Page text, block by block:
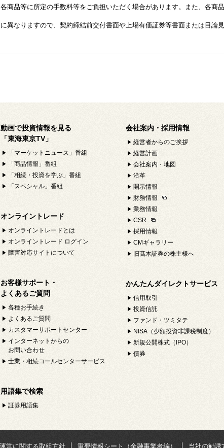
商品等に所定の手数料等をご負担いただく場合があります。また、各商
異なりますので、契約締結前交付書面や上場有価証券等書面または目論
動画で投資情報を見る
「東海東京TV」
「マーケットニュース」番組
「商品情報」番組
「相続・投資を学ぶ」番組
「スペシャル」番組
オンライントレード
オンライントレードとは
オンライントレード ログイン
障害対応サイトについて
お客様サポート・
よくあるご質問
各種お手続き
よくあるご質問
カスタマーサポートセンター
インターネットからの
お問い合わせ
士業・相続コールセンターサービス
用語集で検索
証券用語集
会社案内・採用情報
経営者からのご挨拶
経営計画
会社案内・地図
沿革
開示情報
財務情報
業務情報
CSR
採用情報
CMギャラリー
旧髙木証券の株主様へ
かんたんダイレクトサービス
信用取引
投資信託
ファンド・ツミタテ
NISA（少額投資非課税制度）
新規公開株式（IPO）
債券
営に関する取組方針 重要情報シート（金融事業者編） 当社の勧誘